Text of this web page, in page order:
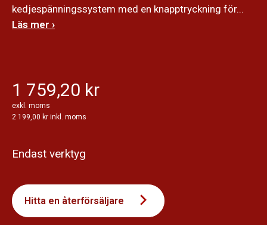
kedjespänningssystem med en knapptryckning för...
Läs mer ›
1 759,20 kr
exkl. moms
2 199,00 kr inkl. moms
Endast verktyg
Hitta en återförsäljare